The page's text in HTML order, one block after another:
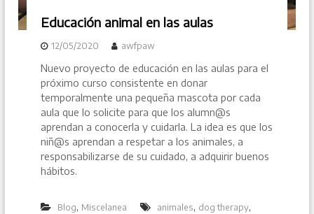
Educación animal en las aulas
12/05/2020 awfpaw
Nuevo proyecto de educación en las aulas para el
próximo curso consistente en donar
temporalmente una pequeña mascota por cada
aula que lo solicite para que los alumn@s
aprendan a conocerla y cuidarla. La idea es que los
niñ@s aprendan a respetar a los animales, a
responsabilizarse de su cuidado, a adquirir buenos
hábitos.
Blog, Miscelanea animales, dog therapy,